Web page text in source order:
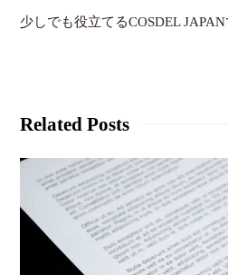
少しでも役立てるCOSDEL
Related Posts